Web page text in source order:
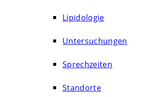
Lipidologie
Untersuchungen
Sprechzeiten
Standorte